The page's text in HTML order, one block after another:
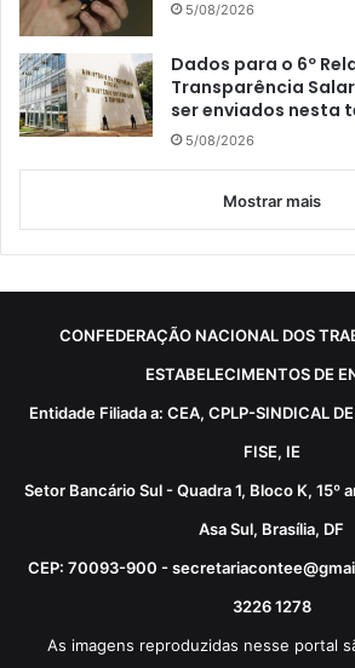
5/08/2026
Dados para o 6º
Transparência
ser enviados nesta
5/08/2026
Mostrar mais
CONFEDERAÇÃO NACIONAL DOS
ESTABELECIMENTOS DE
Entidade Filiada a: CEA, CPLP-SINDICAL
FISE, IE
Setor Bancário Sul - Quadra 1, Bloco K, 15º
Asa Sul, Brasília, DF
CEP: 70093-900 -
3226 1278
As imagens reproduzidas nesse portal